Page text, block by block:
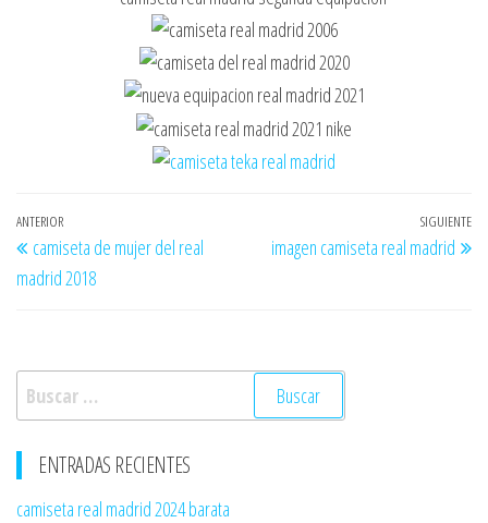
Navegación
de
entradas
Entrada
anterior
ANTERIOR
camiseta de mujer del real
madrid 2018
SIGUIENTE
imagen camiseta real madrid
Buscar:
ENTRADAS RECIENTES
camiseta real madrid 2024 barata